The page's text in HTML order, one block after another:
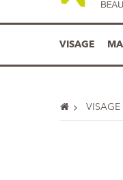
VISAGE
VISAGE